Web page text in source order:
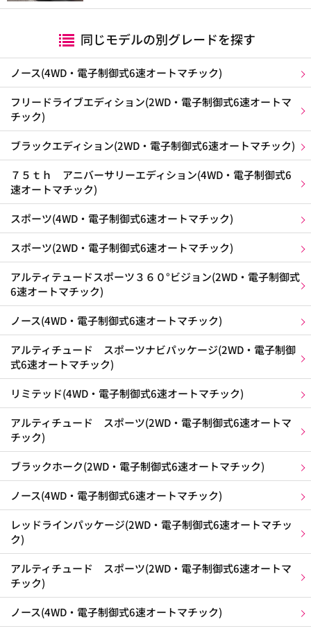
同じモデルの別グレードを探す
ノース(4WD・電子制御式6速オートマチック)
フリードライブエディション(2WD・電子制御式6速オートマ
チック)
ブラックエディション(2WD・電子制御式6速オートマチック)
７５ｔｈ アニバーサリーエディション(4WD・電子制御式6
速オートマチック)
スポーツ(4WD・電子制御式6速オートマチック)
スポーツ(2WD・電子制御式6速オートマチック)
アルティテュードスポーツ３６０°ビジョン(2WD・電子制御式
6速オートマチック)
ノース(4WD・電子制御式6速オートマチック)
アルティチュード スポーツナビパッケージ(2WD・電子制御
式6速オートマチック)
リミテッド(4WD・電子制御式6速オートマチック)
アルティチュード スポーツ(2WD・電子制御式6速オートマ
チック)
ブラックホーク(2WD・電子制御式6速オートマチック)
ノース(4WD・電子制御式6速オートマチック)
レッドラインパッケージ(2WD・電子制御式6速オートマチッ
ク)
アルティチュード スポーツ(2WD・電子制御式6速オートマ
チック)
ノース(4WD・電子制御式6速オートマチック)